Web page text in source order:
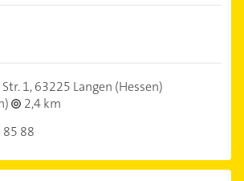
1,63225 Langen (Hessen)
2,4 km
88